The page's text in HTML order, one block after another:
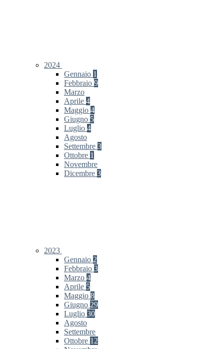
2024
Gennaio 1
Febbraio 9
Marzo
Aprile 4
Maggio 4
Giugno 5
Luglio 4
Agosto
Settembre 3
Ottobre 1
Novembre
Dicembre 3
2023
Gennaio 2
Febbraio 3
Marzo 4
Aprile 5
Maggio 8
Giugno 29
Luglio 30
Agosto
Settembre
Ottobre 12